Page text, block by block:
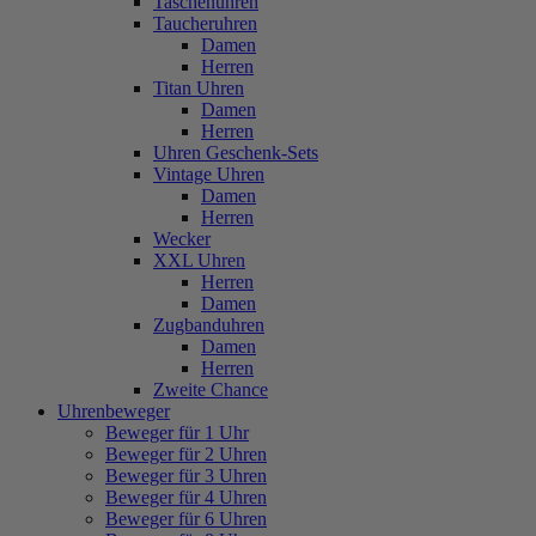
Taucheruhren
Damen
Herren
Titan Uhren
Damen
Herren
Uhren Geschenk-Sets
Vintage Uhren
Damen
Herren
Wecker
XXL Uhren
Herren
Damen
Zugbanduhren
Damen
Herren
Zweite Chance
Uhrenbeweger
Beweger für 1 Uhr
Beweger für 2 Uhren
Beweger für 3 Uhren
Beweger für 4 Uhren
Beweger für 6 Uhren